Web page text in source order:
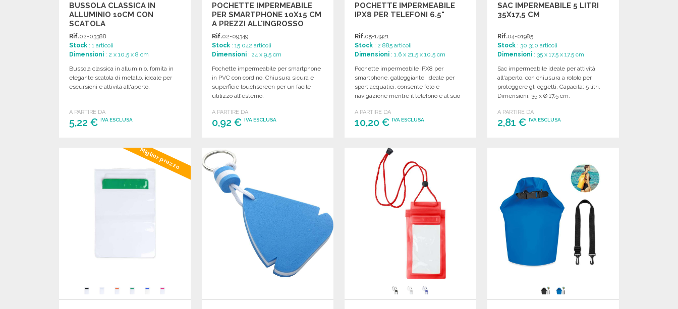
BUSSOLA CLASSICA IN
ALLUMINIO 10CM CON
SCATOLA
Rif.02-03388
Stock : 1 articoli
Dimensioni : 2 x 10.5 x 8 cm
Bussola classica in alluminio, fornita in
elegante scatola di metallo, ideale per
escursioni e attività all'aperto.
A PARTIRE DA
5,22 € IVA ESCLUSA
Richiedi un preventivo
POCHETTE IMPERMEABILE
PER SMARTPHONE 10X15 CM
A PREZZI ALL'INGROSSO
Rif.02-09349
Stock : 15 042 articoli
Dimensioni : 24 x 9.5 cm
Pochette impermeabile per smartphone
in PVC con cordino. Chiusura sicura e
superficie touchscreen per un facile
utilizzo all'esterno.
A PARTIRE DA
0,92 €IVA ESCLUSA
POCHETTE IMPERMEABILE
IPX8 PER TELEFONI 6.5"
Rif.05-14921
Stock : 2 885 articoli
Dimensioni : 1.6 x 21.5 x 10.5 cm
Pochette impermeabile IPX8 per
smartphone, galleggiante, ideale per
sport acquatici, consente foto e
navigazione mentre il telefono è al suo
A PARTIRE DA
10,20 €IVA ESCLUSA
Richiedi un preventivo
SAC IMPERMEABILE 5 LITRI
35X17,5 CM
Rif.04-01985
Stock : 30 310 articoli
Dimensioni : 35 x 17.5 x 17.5 cm
Sac impermeabile ideale per attività
all'aperto, con chiusura a rotolo per
proteggere gli oggetti. Capacità: 5 litri.
Dimensioni: 35 x Ø 17,5 cm.
A PARTIRE DA
2,81 €IVA ESCLUSA
Miglior prezzo